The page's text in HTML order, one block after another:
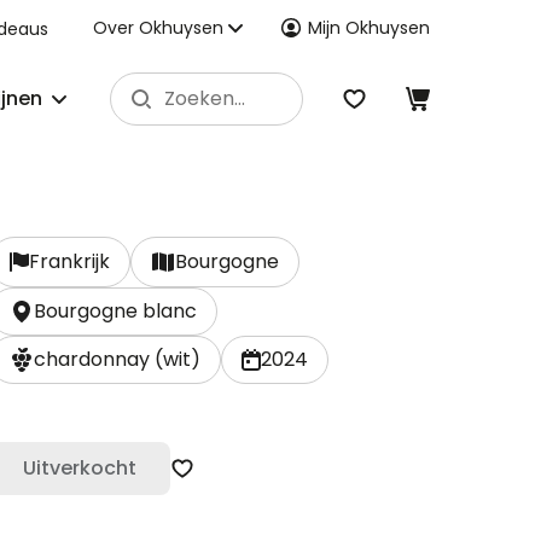
Over Okhuysen Mijn Okhuysen
Frankrijk
Bourgogne
Bourgogne blanc
chardonnay (wit)
2024
Uitverkocht Zet op verlanglijst